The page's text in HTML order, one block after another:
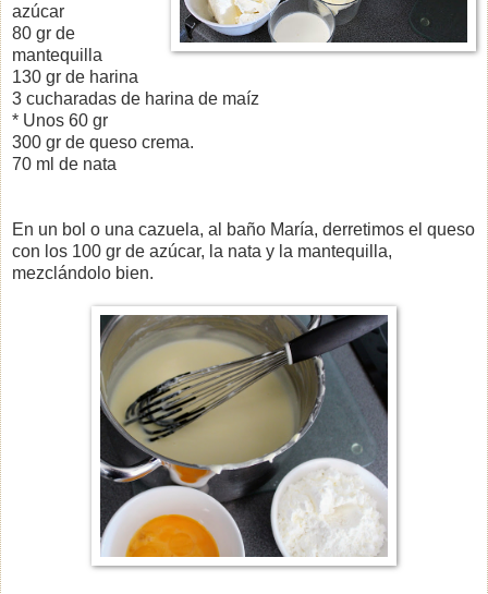
azúcar
80 gr de
mantequilla
130 gr de harina
3 cucharadas de harina de maíz
* Unos 60 gr
300 gr de queso crema.
70 ml de nata
En un bol o una cazuela, al baño María, derretimos el queso
con los 100 gr de azúcar, la nata y la mantequilla,
mezclándolo bien.